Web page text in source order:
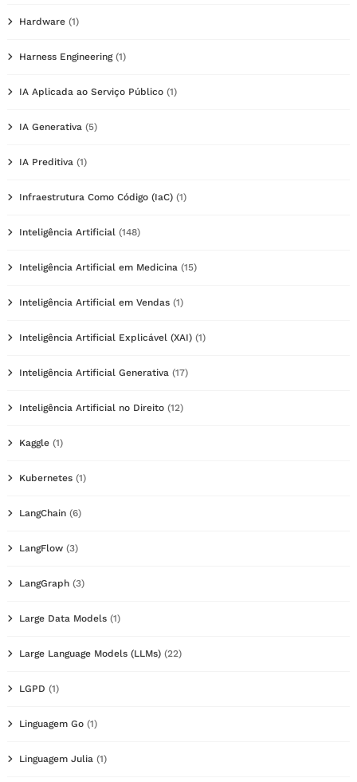
Hardware (1)
Harness Engineering(1)
IA Aplicada ao Serviço Público (1)
IA Generativa (5)
IA Preditiva (1)
Infraestrutura Como Código (IaC) (1)
Inteligência Artificial (148)
Inteligência Artificial em Medicina (15)
Inteligência Artificial em Vendas (1)
Inteligência Artificial Explicável (XAI) (1)
Inteligência Artificial Generativa (17)
Inteligência Artificial no Direito (12)
Kaggle (1)
Kubernetes (1)
LangChain (6)
LangFlow (3)
LangGraph (3)
Large Data Models (1)
Large Language Models (LLMs) (22)
LGPD (1)
Linguagem Go (1)
Linguagem Julia (1)